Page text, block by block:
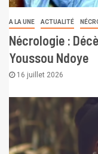
A LA UNE ACTUALITÉ
Nécrologie :
Youssou Ndoye
16 juillet 2026